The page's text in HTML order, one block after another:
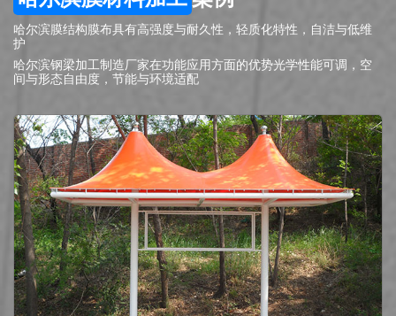
哈尔滨膜结构膜布具有高强度与耐久性，轻质化特性，自洁与低维
护
哈尔滨钢梁加工制造厂家在功能应用方面的优势光学性能可调，空
间与形态自由度，节能与环境适配